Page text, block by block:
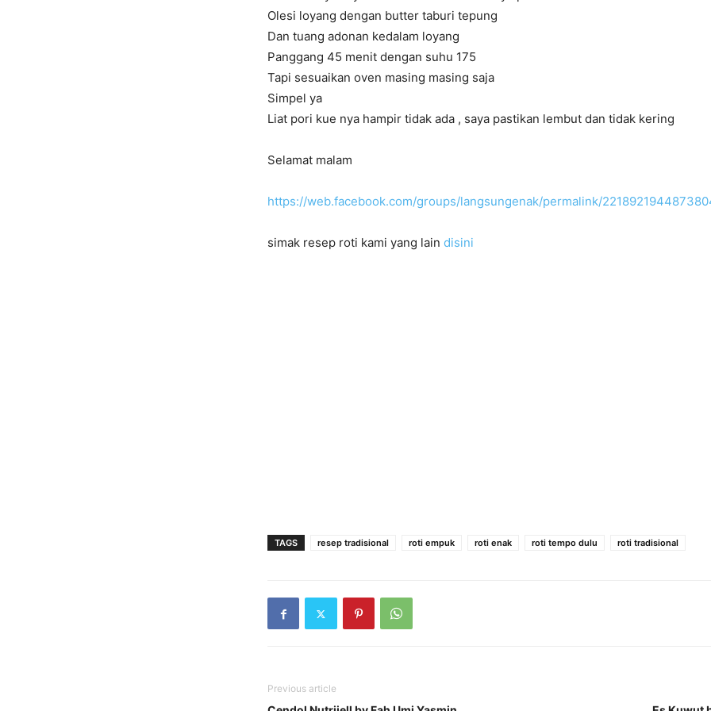
Olesi loyang dengan butter taburi tepung
Dan tuang adonan kedalam loyang
Panggang 45 menit dengan suhu 175
Tapi sesuaikan oven masing masing saja
Simpel ya
Liat pori kue nya hampir tidak ada , saya pastikan lembut dan tidak kering
Selamat malam
https://web.facebook.com/groups/langsungenak/permalink/
simak resep roti kami yang lain disini
TAGS resep tradisional roti empuk roti enak roti tempo dulu roti tradisional
Previous article